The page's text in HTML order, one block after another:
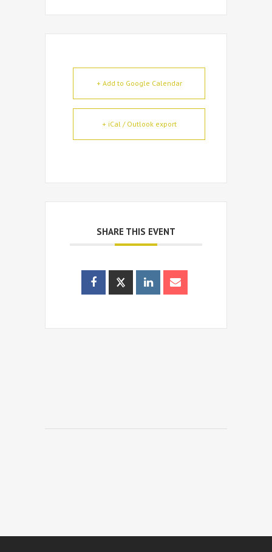
+ Add to Google Calendar
+ iCal / Outlook export
SHARE THIS EVENT